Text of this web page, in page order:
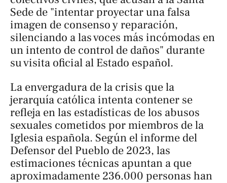
Sede de "intentar proyectar una falsa
imagen de consenso y reparación,
silenciando a las voces más incómodas en
un intento de control de daños" durante
su visita oficial al Estado español.
La envergadura de la crisis que la
jerarquía católica intenta contener se
refleja en las estadísticas de los abusos
sexuales cometidos por miembros de la
Iglesia española. Según el informe del
Defensor del Pueblo de 2023, las
estimaciones técnicas apuntan a que
aproximadamente 236.000 personas han